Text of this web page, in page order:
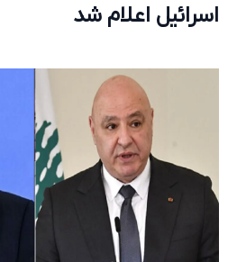
اسرائیل اعلام شد